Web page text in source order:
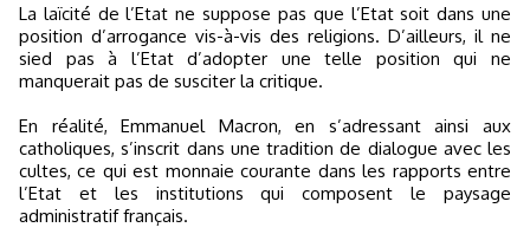
La laïcité de l’Etat ne suppose pas que l’Etat soit dans une
position d’arrogance vis-à-vis des religions. D’ailleurs, il ne
sied pas à l’Etat d’adopter une telle position qui ne
manquerait pas de susciter la critique.
En réalité, Emmanuel Macron, en s’adressant ainsi aux
catholiques, s’inscrit dans une tradition de dialogue avec les
cultes, ce qui est monnaie courante dans les rapports entre
l’Etat et les institutions qui composent le paysage
administratif français.